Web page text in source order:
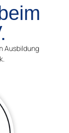
Ausbildung